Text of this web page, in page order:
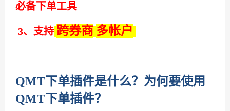
必备下单工具
3、支持 跨券商 多帐户
QMT下单插件是什么？为何要使用
QMT下单插件？